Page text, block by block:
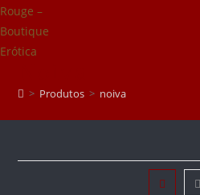
> Produtos > noiva